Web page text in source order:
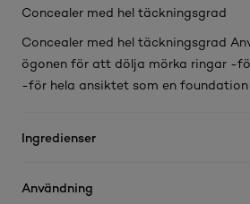
Concealer med hel täckningsgrad
Concealer med hel täckningsgrad
ögonen för att dölja mörka ringar -
-för hela ansiktet som en foundation
Ingredienser
Användning